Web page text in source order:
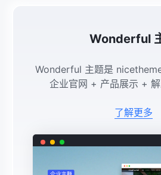
Wonderful
Wonderful 主题是
企业官网 + 产品展示 +
配、低门槛建站，适合家居、
了解更多